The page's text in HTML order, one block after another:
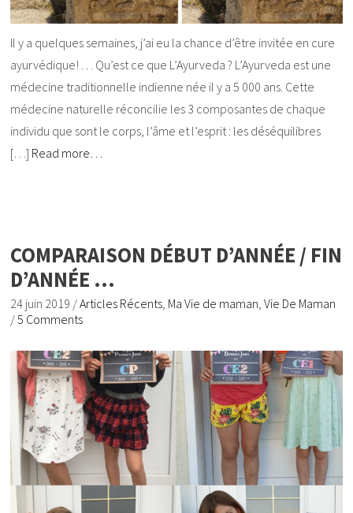
Il y a quelques semaines, j’ai eu la chance d’être invitée en cure
ayurvédique! . . . Qu’est ce que L’Ayurveda ? L’Ayurveda est une
médecine traditionnelle indienne née il y a 5 000 ans. Cette
médecine naturelle réconcilie les 3 composantes de chaque
individu que sont le corps, l’âme et l’esprit : les déséquilibres
[…] Read more…
COMPARAISON DÉBUT D’ANNÉE / FIN
D’ANNÉE …
24 juin 2019 /Articles Récents Ma Vie de maman ,Vie De Maman
/5 Comments